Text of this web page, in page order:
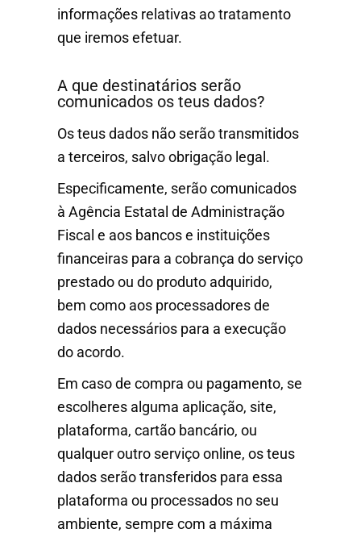
informações relativas ao tratamento
que iremos efetuar.
A que destinatários serão
comunicados os teus dados?
Os teus dados não serão transmitidos
a terceiros, salvo obrigação legal.
Especificamente, serão comunicados
à Agência Estatal de Administração
Fiscal e aos bancos e instituições
financeiras para a cobrança do serviço
prestado ou do produto adquirido,
bem como aos processadores de
dados necessários para a execução
do acordo.
Em caso de compra ou pagamento, se
escolheres alguma aplicação, site,
plataforma, cartão bancário, ou
qualquer outro serviço online, os teus
dados serão transferidos para essa
plataforma ou processados no seu
ambiente, sempre com a máxima